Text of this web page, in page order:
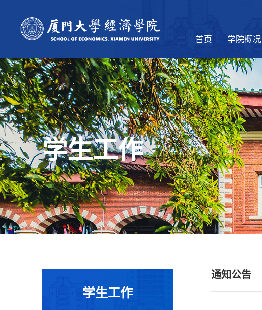
首页 学院概况
学生工作
学生工作
通知公告